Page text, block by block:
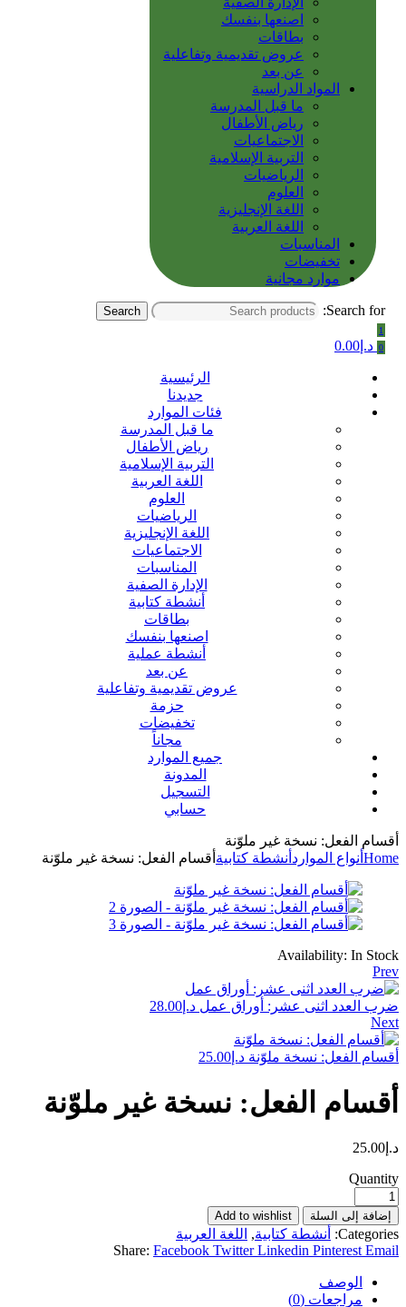
اصنعها بنفسك
بطاقات
عروض تقديمية وتفاعلية
عن بعد
المواد الدراسية
ما قبل المدرسة
رياض الأطفال
الاجتماعيات
التربية الإسلامية
الرياضيات
العلوم
اللغة الإنجليزية
اللغة العربية
المناسبات
تخفيضات
موارد مجانية
Search for:
Search
1
0 د.إ 0.00
الرئيسية
جديدنا
فئات الموارد
ما قبل المدرسة
رياض الأطفال
التربية الإسلامية
اللغة العربية
العلوم
الرياضيات
اللغة الإنجليزية
الاجتماعيات
المناسبات
الإدارة الصفية
أنشطة كتابية
بطاقات
اصنعها بنفسك
أنشطة عملية
عن بعد
عروض تقديمية وتفاعلية
حزمة
تخفيضات
مجاناً
جميع الموارد
المدونة
التسجيل
حسابي
أقسام الفعل: نسخة غير ملوّنة
Home أنواع الموارد أنشطة كتابية أقسام الفعل: نسخة غير ملوّنة
Availability: In Stock
Prev
ضرب العدد اثنى عشر: أوراق عمل د.إ 28.00
Next
أقسام الفعل: نسخة ملوّنة د.إ 25.00
أقسام الفعل: نسخة غير ملوّنة
د.إ 25.00
Quantity
إضافة إلى السلة Add to wishlist
Categories: أنشطة كتابية, اللغة العربية
Share: Facebook Twitter Linkedin Pinterest Email
الوصف
مراجعات (0)